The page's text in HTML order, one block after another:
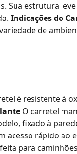
Sua estrutura
Indicações do
de
é resistente à
O carretel
fixado à
acesso rápido ao
para